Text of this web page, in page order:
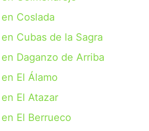
Coslada
Cubas de la Sagra
Daganzo de Arriba
El Álamo
El Atazar
El Berrueco